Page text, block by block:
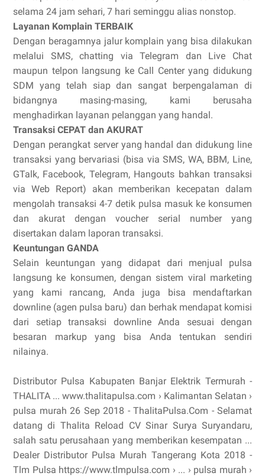
selama 24 jam sehari, 7 hari seminggu alias nonstop.
Layanan Komplain TERBAIK
Dengan beragamnya jalur komplain yang bisa dilakukan
melalui SMS, chatting via Telegram dan Live Chat
maupun telpon langsung ke Call Center yang didukung
SDM yang telah siap dan sangat berpengalaman di
bidangnya masing-masing, kami berusaha
menghadirkan layanan pelanggan yang handal.
Transaksi CEPAT dan AKURAT
Dengan perangkat server yang handal dan didukung line
transaksi yang bervariasi (bisa via SMS, WA, BBM, Line,
GTalk, Facebook, Telegram, Hangouts bahkan transaksi
via Web Report) akan memberikan kecepatan dalam
mengolah transaksi 4-7 detik pulsa masuk ke konsumen
dan akurat dengan voucher serial number yang
disertakan dalam laporan transaksi.
Keuntungan GANDA
Selain keuntungan yang didapat dari menjual pulsa
langsung ke konsumen, dengan sistem viral marketing
yang kami rancang, Anda juga bisa mendaftarkan
downline (agen pulsa baru) dan berhak mendapat komisi
dari setiap transaksi downline Anda sesuai dengan
besaran markup yang bisa Anda tentukan sendiri
nilainya.
Distributor Pulsa Kabupaten Banjar Elektrik Termurah -
THALITA ... www.thalitapulsa.com › Kalimantan Selatan ›
pulsa murah 26 Sep 2018 - ThalitaPulsa.Com - Selamat
datang di Thalita Reload CV Sinar Surya Suryandaru,
salah satu perusahaan yang memberikan kesempatan ...
Dealer Distributor Pulsa Murah Tangerang Kota 2018 -
Tlm Pulsa https://www.tlmpulsa.com › ... › pulsa murah ›